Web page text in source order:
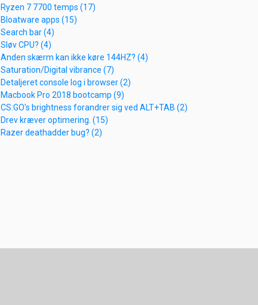
Ryzen 7 7700 temps (17)
Bloatware apps (15)
Search bar (4)
Sløv CPU? (4)
Anden skærm kan ikke køre 144HZ? (4)
Saturation/Digital vibrance (7)
Detaljeret console log i browser (2)
Macbook Pro 2018 bootcamp (9)
CS:GO's brightness forandrer sig ved ALT+TAB (2)
Drev kræver optimering. (15)
Razer deathadder bug? (2)